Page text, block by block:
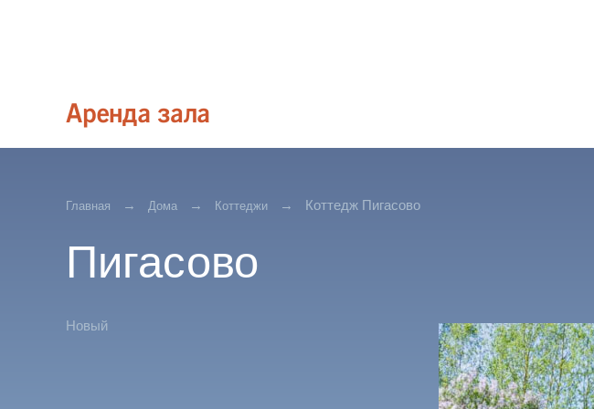
Главная Дома Коттеджи Коттедж Пигасово
Пигасово
Новый